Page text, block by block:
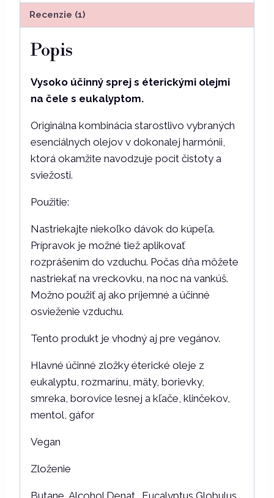
ml
Recenzie (1)
Popis
Vysoko účinný sprej s éterickými olejmi
na čele s eukalyptom.
Originálna kombinácia starostlivo vybraných
esenciálnych olejov v dokonalej harmónii,
ktorá okamžite navodzuje pocit čistoty a
sviežosti.
Použitie:
Nastriekajte niekoľko dávok do kúpeľa.
Prípravok je možné tiež aplikovať
rozprášením do vzduchu. Počas dňa môžete
nastriekať na vreckovku, na noc na vankúš.
Možno použiť aj ako príjemné a účinné
osvieženie vzduchu.
Tento produkt je vhodný aj pre vegánov.
Hlavné účinné zložky éterické oleje z
eukalyptu, rozmarínu, mäty, borievky,
smreka, borovice lesnej a kľače, klinčekov,
mentol, gáfor
Vegan
Zloženie